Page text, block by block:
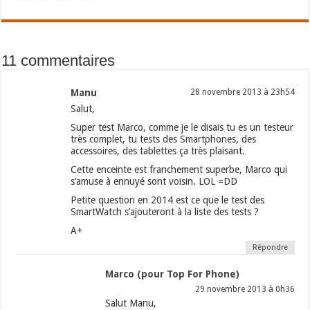
11 commentaires
Manu 28 novembre 2013 à 23h54
Salut,
Super test Marco, comme je le disais tu es un testeur
très complet, tu tests des Smartphones, des
accessoires, des tablettes ça très plaisant.
Cette enceinte est franchement superbe, Marco qui
s’amuse à ennuyé sont voisin. LOL =DD
Petite question en 2014 est ce que le test des
SmartWatch s’ajouteront à la liste des tests ?
A+
Répondre
Marco (pour Top For Phone)
29 novembre 2013 à 0h36
Salut Manu,